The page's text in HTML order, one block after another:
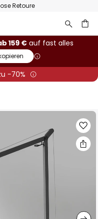
Retoure
159 €auf fast alles
-70%